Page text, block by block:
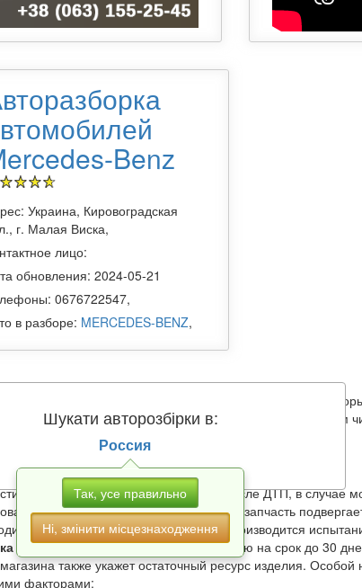
Шукати авторозбірки в:
Россия
Так, усе правильно
Ні, змінити місцезнаходження
Benz
Украина, Кировоградская
г. Малая Виска,
лицо:
обновления: 2024-05-21
0676722547,
в разборе: MERCEDES-BENZ,
, услугами
для иномарок и отечественных моделей, в том
извлеченные перед утилизацией, после ДТП, в случае
узел, каждая демонтированная запчасть
восстановление. После ремонта производится
предоставляют гарантию на продукцию на срок до 30
также укажет остаточный ресурс изделия.
факторами: